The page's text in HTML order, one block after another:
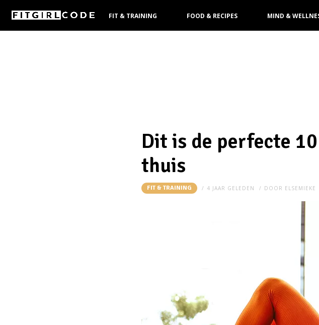
FIT & TRAINING FOOD & RECIPES MIND &
Dit is de perfecte
thuis
FIT & TRAINING 4 JAAR GELEDEN DOOR ELSEMIEKE